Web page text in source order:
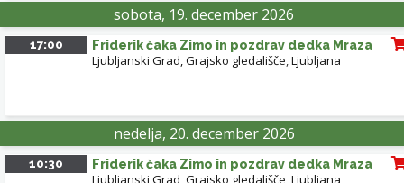
sobota, 19. december 2026
17:00 Friderik čaka Zimo in pozdrav dedka Mraza
Ljubljanski Grad, Grajsko gledališče,Ljubljana
nedelja, 20. december 2026
10:30 Friderik čaka Zimo in pozdrav dedka Mraza
Ljubljanski Grad, Grajsko gledališče,Ljubljana